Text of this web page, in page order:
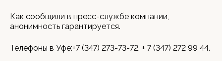
Как сообщили в пресс-службе компании,
анонимность гарантируется.
Телефоны в Уфе:+7 (347) 273-73-72, + 7 (347) 272 99 44.